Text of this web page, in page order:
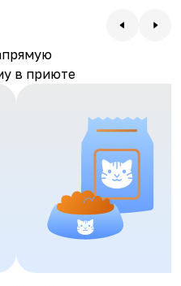
знакомиться, если
в приюте